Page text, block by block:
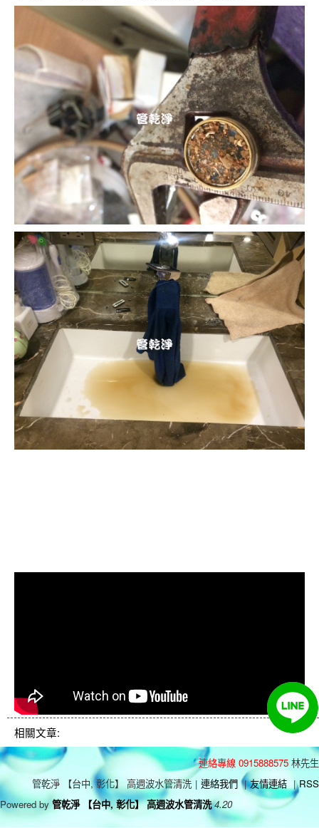
相關文章:
連絡專線 0915888575 林先生
管乾淨 【台中, 彰化】 高週波水管清洗 | 連絡我們 | 友情連結 | RSS
Powered by 管乾淨 【台中, 彰化】 高週波水管清洗 4.20